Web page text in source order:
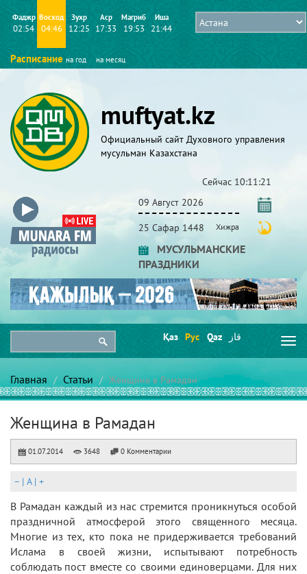
Фаджр
02:54
Восход
04:46
Зухр
12:25
Аср
17:33
Магриб
19:53
Иша
21:44
Расписание на год на месяц
muftyat.kz
Официальный сайт Духовного управления
мусульман Казахстана
Сейчас 10:11:22
09 Август 2026
25 Сафар 1448 Хижра
МУСУЛЬМАНСКИЕ
ПРАЗДНИКИ
Қаз Рус Qaz قاز
Главная Статьи Женщина в Рамадан
Женщина в Рамадан
01.07.2014 3648 0 Комментарии
– | A| +
В Рамадан каждый из нас стремится проникнуться особой
праздничной атмосферой этого священного месяца.
Многие из тех, кто пока не придерживается требований
Ислама в своей жизни, испытывают потребность
соблюдать пост вместе со своими единоверцами. Для них